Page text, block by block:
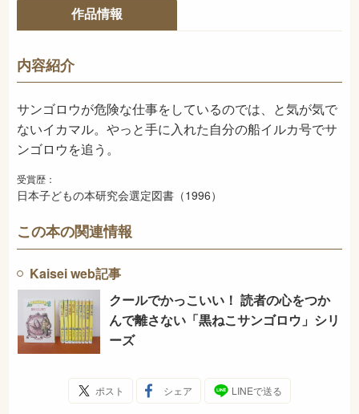
134ページ
ISBN 978-4-03-528270-9
NDC
発売日 1996年3月
作品情報
内容紹介
サンゴロウが危険な仕事をしているのでは、と気が気で
ないイカマル。やっと手に入れた自分の船イルカ号でサ
ンゴロウを追う。
受賞歴：
日本子どもの本研究会選定図書（1996）
この本の関連情報
Kaisei web記事
クールでかっこいい！ 読者の心をつか
んで離さない「黒ねこサンゴロウ」シリ
ーズ
ポスト シェア LINEで送る